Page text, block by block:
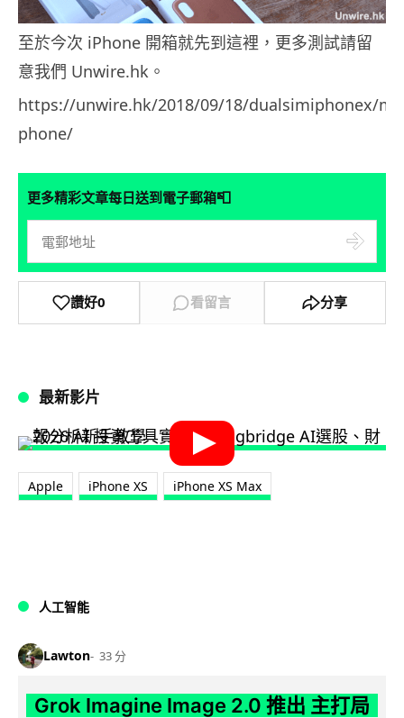
至於今次 iPhone 開箱就先到這裡，更多測試請留
意我們 Unwire.hk。
https://unwire.hk/2018/09/18/dualsimiphonex/
phone/
更多精彩文章每日送到電子郵箱📮
讚好0 看留言 分享
最新影片
Apple iPhone XS iPhone XS Max
人工智能
Lawton 33 分
Grok Imagine Image 2.0 推出 主打局